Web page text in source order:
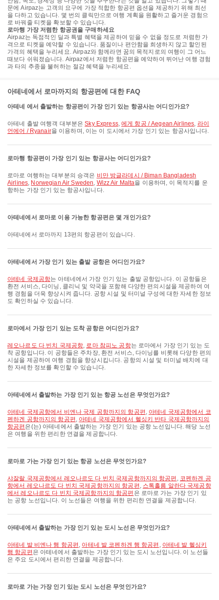
문에 Airpaz는 고객의 요구에 가장 적합한 항공편 옵션을 제공하기 위해 최선
을 다하고 있습니다. 몇 번의 클릭만으로 여행 계획을 원활하고 즐거운 경험으
로 바꿔줄 티켓을 확보할 수 있습니다.
로마행 가장 저렴한 항공권을 구매하세요
Airpaz는 독점적인 딜과 특별 혜택을 제공하여 믿을 수 없을 정도로 저렴한 가
격으로 티켓을 예약할 수 있습니다. 품질이나 편안함을 희생하지 않고 할인된
가격의 혜택을 누리세요. Airpaz와 함께라면 꿈의 목적지로의 여행이 그 어느
때보다 쉬워졌습니다. Airpaz에서 저렴한 항공편을 예약하여 뛰어난 여행 경험
과 타의 추종을 불허하는 절감 혜택을 누리세요.
아테네에서 로마까지의 항공편에 대한 FAQ
아테네 에서 출발하는 항공편이 가장 인기 있는 항공사는 어디인가요?
아테네 출발 여행객 대부분은Sky Express,에게 항공 / Aegean Airlines, 라이
언에어 / Ryanair을 이용하며, 이는 이 도시에서 가장 인기 있는 항공사입니다.
로마행 항공편이 가장 인기 있는 항공사는 어디인가요?
로마로 여행하는 대부분의 승객은 비만 방글라데시 / Biman Bangladesh
Airlines, Norwegian Air Sweden, Wizz Air Malta을 이용하며, 이 목적지를 운
항하는 가장 인기 있는 항공사입니다.
아테네에서 로마로 이용 가능한 항공편은 몇 개인가요?
아테네에서 로마까지 13편의 항공편이 있습니다.
아테네에서 가장 인기 있는 출발 공항은 어디인가요?
아테네 국제공항는 아테네에서 가장 인기 있는 출발 공항입니다. 이 공항들은
환전 서비스, 다이닝, 클리닉 및 약국을 포함해 다양한 편의시설을 제공하여 여
행 경험을 더욱 향상시켜 줍니다. 공항 시설 및 터미널 구성에 대한 자세한 정보
도 확인하실 수 있습니다.
로마에서 가장 인기 있는 도착 공항은 어디인가요?
레오나르도 다 빈치 국제공항, 로마 참피노 공항는 로마에서 가장 인기 있는 도
착 공항입니다. 이 공항들은 주차장, 환전 서비스, 다이닝를 비롯해 다양한 편의
시설을 제공하여 여행 경험을 향상시킵니다. 공항의 시설 및 터미널 배치에 대
한 자세한 정보를 확인할 수 있습니다.
아테네에서 출발하는 가장 인기 있는 항공 노선은 무엇인가요?
아테네 국제공항에서 비엔나 국제 공항까지의 항공편 , 아테네 국제공항에서 코
펜하겐 공항까지의 항공편 , 아테네 국제공항에서 헬싱키 반타 국제공항까지의
항공편 은(는) 아테네에서 출발하는 가장 인기 있는 공항 노선입니다. 해당 노선
은 여행을 위한 편리한 연결을 제공합니다.
로마로 가는 가장 인기 있는 항공 노선은 무엇인가요?
샤잘랄 국제공항에서 레오나르도 다 빈치 국제공항까지의 항공편 , 코펜하겐 공
항에서 레오나르도 다 빈치 국제공항까지의 항공편 , 스톡홀름 알란다 국제공항
에서 레오나르도 다 빈치 국제공항까지의 항공편 은 로마로 가는 가장 인기 있
는 공항 노선입니다. 이 노선들은 여행을 위한 편리한 연결을 제공합니다.
아테네에서 출발하는 가장 인기 있는 도시 노선은 무엇인가요?
아테네 발 비엔나 행 항공편 , 아테네 발 코펜하겐 행 항공편 , 아테네 발 헬싱키
행 항공편 은 아테네에서 출발하는 가장 인기 있는 도시 노선입니다. 이 노선들
은 주요 도시에서 편리한 연결을 제공합니다.
로마로 가는 가장 인기 있는 도시 노선은 무엇인가요?